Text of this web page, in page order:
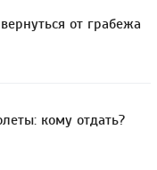
от грабежа
кому отдать?